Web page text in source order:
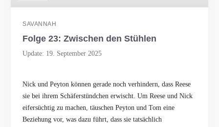
SAVANNAH
Folge 23: Zwischen den Stühlen
Update: 19. September 2025
Nick und Peyton können gerade noch verhindern, dass Reese
sie bei ihrem Schäferstündchen erwischt. Um Reese und Nick
eifersüchtig zu machen, täuschen Peyton und Tom eine
Beziehung vor, was dazu führt, dass sie tatsächlich